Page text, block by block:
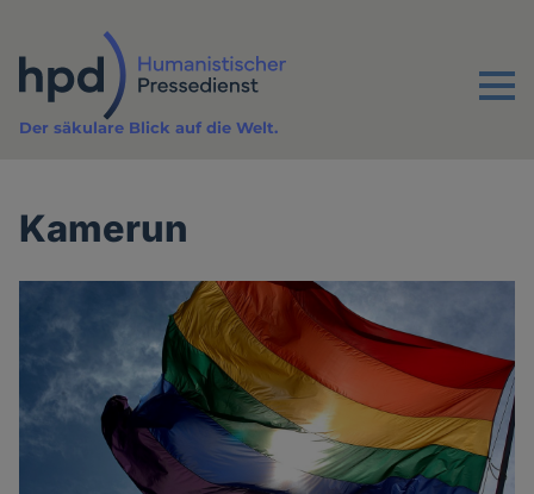
Inhalt
Menu
Der säkulare Blick auf die Welt.
Kamerun